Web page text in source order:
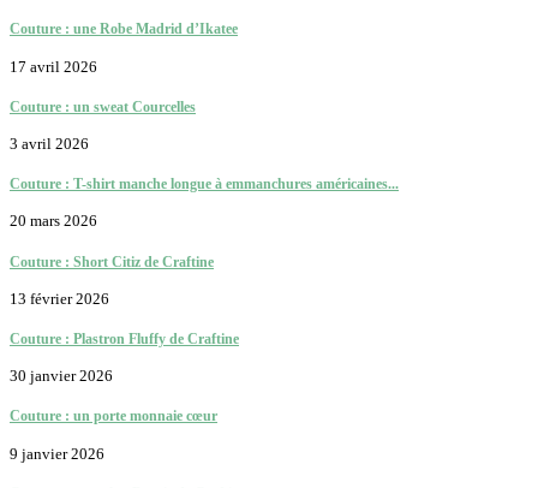
Couture : une Robe Madrid d’Ikatee
17 avril 2026
Couture : un sweat Courcelles
3 avril 2026
Couture : T-shirt manche longue à emmanchures américaines...
20 mars 2026
Couture : Short Citiz de Craftine
13 février 2026
Couture : Plastron Fluffy de Craftine
30 janvier 2026
Couture : un porte monnaie cœur
9 janvier 2026